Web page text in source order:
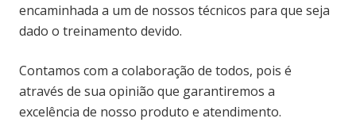
encaminhada a um de nossos técnicos para que seja
dado o treinamento devido.
Contamos com a colaboração de todos, pois é
através de sua opinião que garantiremos a
excelência de nosso produto e atendimento.